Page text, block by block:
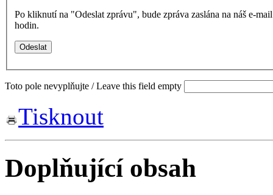
Po kliknutí na "Odeslat zprávu", bude zpráva zaslána na náš e-
hodin.
Toto pole nevyplňujte / Leave this field empty
Tisknout
Doplňující obsah